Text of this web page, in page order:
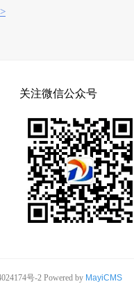
关注微信公众号
号-2Powered by MayiCMS